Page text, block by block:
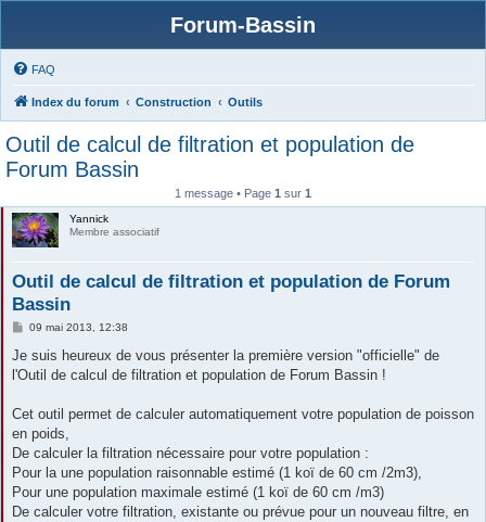
Forum-Bassin
FAQ
Index du forum Construction Outils
Outil de calcul de filtration et population de
Forum Bassin
1 message • Page 1 sur 1
Yannick
Membre associatif
Outil de calcul de filtration et population de Forum
Bassin
M
s
a
09 mai 2013, 12:38
Je suis heureux de vous présenter la première version "officielle" de
l'Outil de calcul de filtration et population de Forum Bassin !
Cet outil permet de calculer automatiquement votre population de poisson
en poids,
De calculer la filtration nécessaire pour votre population :
Pour la une population raisonnable estimé (1 koï de 60 cm /2m3),
Pour une population maximale estimé (1 koï de 60 cm /m3)
De calculer votre filtration, existante ou prévue pour un nouveau filtre, en